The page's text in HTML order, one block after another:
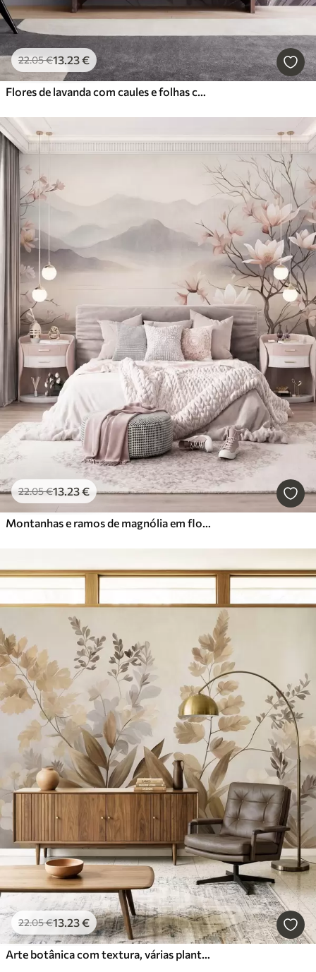
22.05€13 .23€
22.05€13.23€
22.05€13 .23€